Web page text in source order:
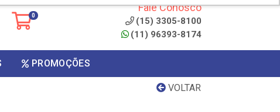
0
Fale Conosco
(15) 3305-8100
(11) 96393-8174
PROMOÇÕES
VOLTAR